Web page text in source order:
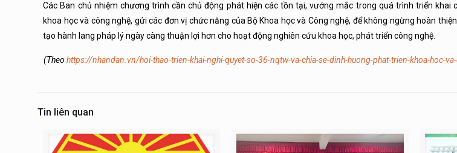
Các Ban chủ nhiệm chương trình cần chủ động phát hiện các tồn tại, vướng mắc trong quá trình triển khai
khoa học và công nghệ, gửi các đơn vị chức năng của Bộ Khoa học và Công nghệ, để không ngừng hoàn
tạo hành lang pháp lý ngày càng thuận lợi hơn cho hoạt động nghiên cứu khoa học, phát triển công nghệ.
(Theo https://nhandan.vn/hoi-thao-trien-khai-nghi-quyet-so-36-nqtw-va-chia-se-dinh-huong-phat-trien-khoa-hoc-
Tin liên quan